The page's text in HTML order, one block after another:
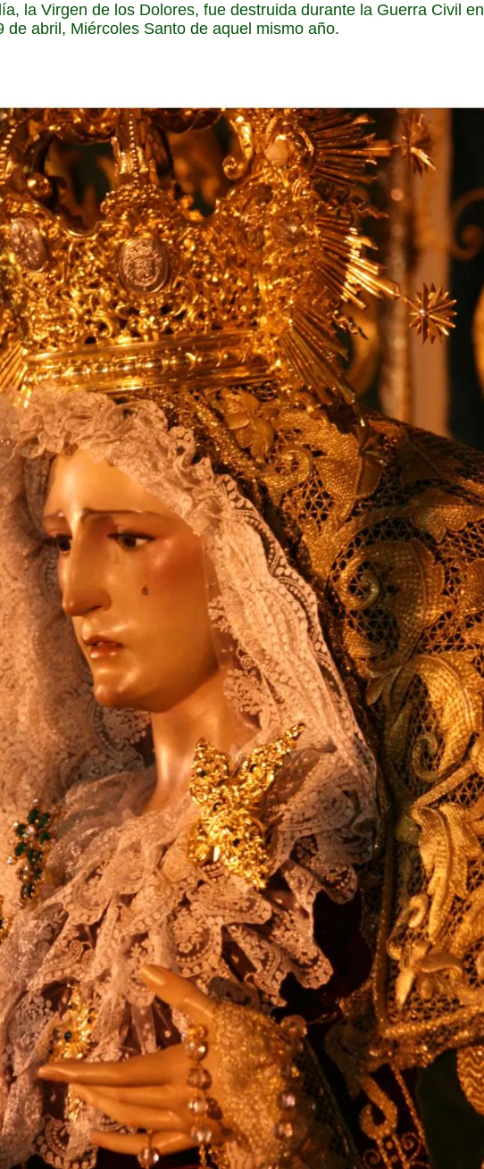
la Virgen de los Dolores, fue destruida durante la Guerra Civil en
de abril, Miércoles Santo de aquel mismo año.